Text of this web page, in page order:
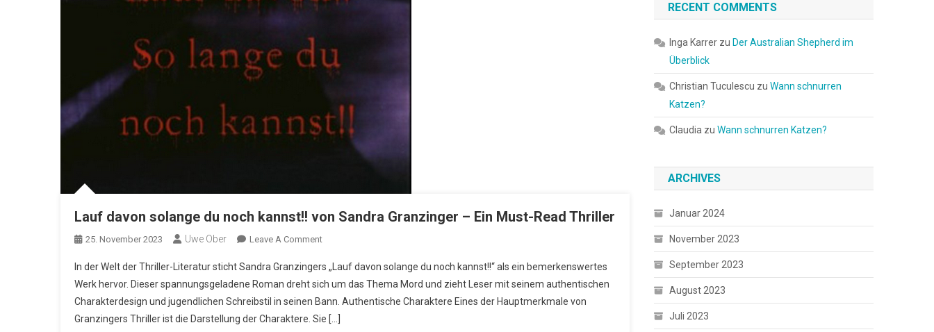
Lauf davon solange du noch kannst!! von Sandra Granzinger – Ein Must-Read Thriller
25. November 2023 Uwe Ober Leave A CommentOn
Davon
Solange
Du
Noch
In der Welt der Thriller-Literatur sticht Sandra Granzingers „Lauf davon solange du noch kannst!!“ als ein bemerkenswertes
Werk hervor. Dieser spannungsgeladene Roman dreht sich um das Thema Mord und zieht Leser mit seinem authentischen
Charakterdesign und jugendlichen Schreibstil in seinen Bann. Authentische Charaktere Eines der Hauptmerkmale von
Granzingers Thriller ist die Darstellung der Charaktere. Sie […]
RECENT COMMENTS
Inga Karrer zu Der Australian Shepherd im
Überblick
Christian Tuculescu zuWann schnurren
Katzen?
Claudia zuWann schnurren Katzen?
ARCHIVES
Januar 2024
November 2023
September 2023
August 2023
Juli 2023